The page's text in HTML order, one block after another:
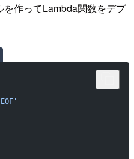
作ってLambda関数をデプ